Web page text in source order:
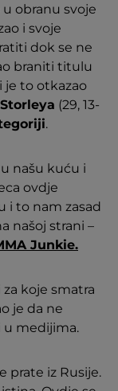
u obranu svoje
i svoje
dok se ne
braniti titulu
je to otkazao
(29, 13-
.
našu kuću i
ovdje
i to nam zasad
našoj strani –
Junkie.
koje smatra
je da ne
u medijima.
prate iz Rusije.